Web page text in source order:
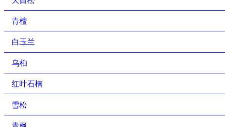
青檀
白玉兰
乌桕
红叶石楠
雪松